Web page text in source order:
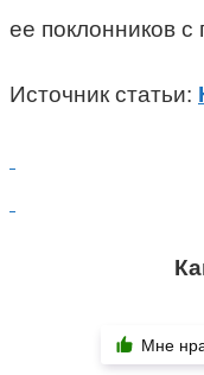
ее поклонников с
Источник статьи:
Мне